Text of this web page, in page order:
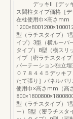
デッキⅡ［デッキ
ス間柱タイプ価格［
在柱使用巾×高さmm
型（ラチスタイプ）1
イプ）3型（横ルーバ
タイプ）8型（横スリ
イプ（密ラチスタイ
パーテーション独立
０７８４４５デッキ
たて張り］パネルバ
使用巾×高さmm（高
型（ラチスタイプ）1
ー）5型（密ラチスタ